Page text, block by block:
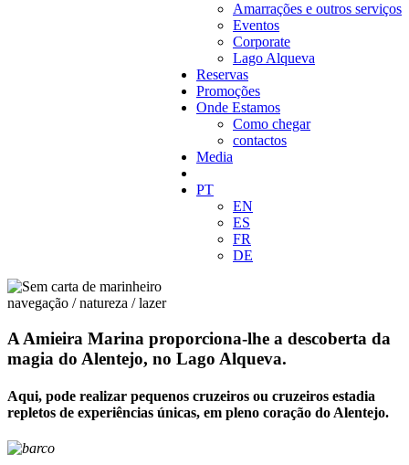
Amarrações e outros serviços
Eventos
Corporate
Lago Alqueva
Reservas
Promoções
Onde Estamos
Como chegar
contactos
Media
PT
EN
ES
FR
DE
navegação / natureza / lazer
A Amieira Marina proporciona-lhe a descoberta da
magia do Alentejo, no Lago Alqueva.
Aqui, pode realizar pequenos cruzeiros ou cruzeiros estadia
repletos de experiências únicas, em pleno coração do Alentejo.